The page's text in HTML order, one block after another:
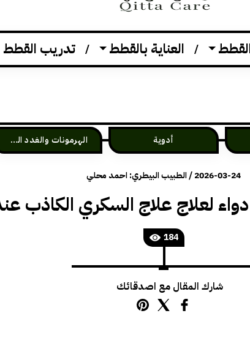
العناية بالقطط تدريب القطط
أدوية الهرمونات والغدد الصماء
2026-03-24
/الطبيب البيطري: احمد محلي
لعلاج علاج السكري الكاذب
184
شارك المقال مع اصدقائك